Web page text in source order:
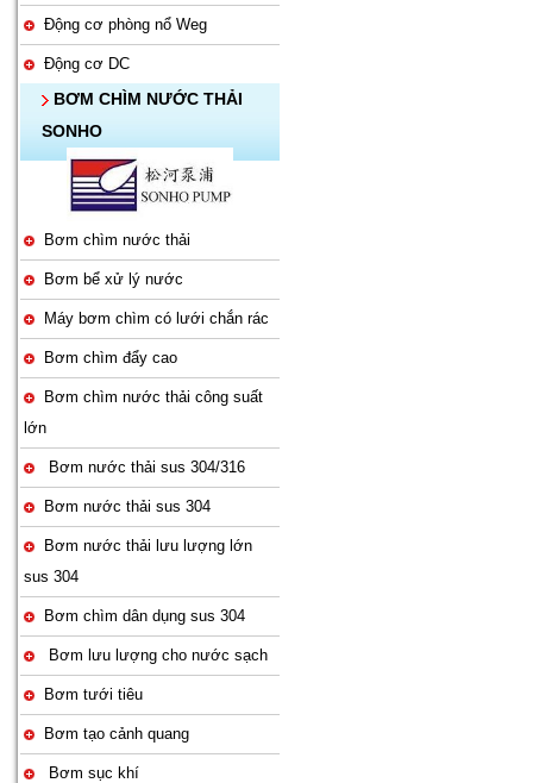
Động cơ phòng nổ Weg
Động cơ DC
BƠM CHÌM NƯỚC THẢI
SONHO
Bơm chìm nước thải
Bơm bể xử lý nước
Máy bơm chìm có lưới chắn rác
Bơm chìm đẩy cao
Bơm chìm nước thải công suất
lớn
Bơm nước thải sus 304/316
Bơm nước thải sus 304
Bơm nước thải lưu lượng lớn
sus 304
Bơm chìm dân dụng sus 304
Bơm lưu lượng cho nước sạch
Bơm tưới tiêu
Bơm tạo cảnh quang
Bơm sục khí